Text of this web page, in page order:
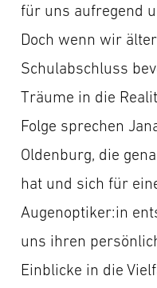
für uns aufregend
Doch wenn wir
Schulabschluss
Träume in die
Folge sprechen
Oldenburg, die
hat und sich für
Augenoptiker:in
uns ihren
Einblicke in die